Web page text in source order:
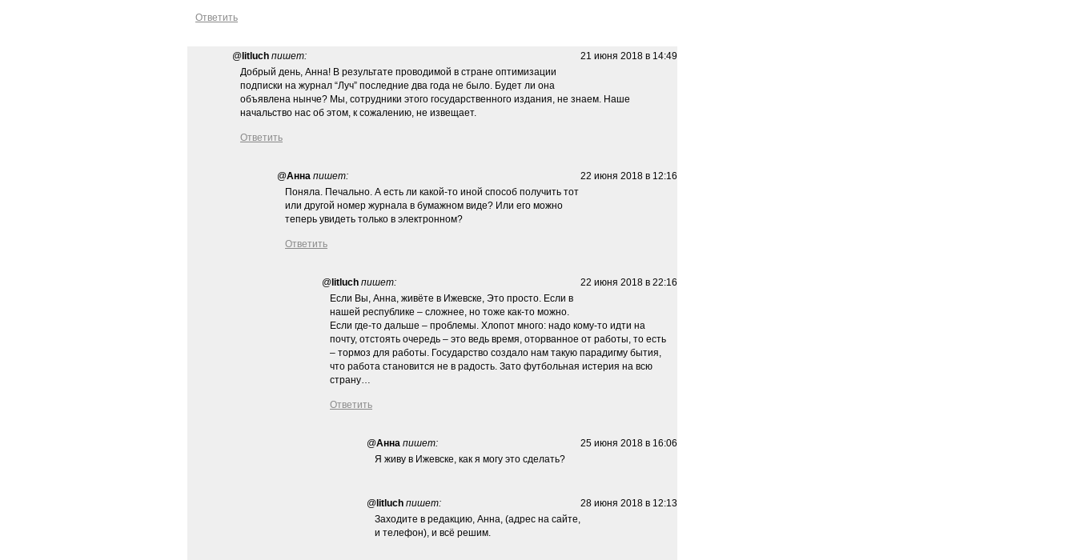
Ответить
21 июня 2018 в 14:49
@ litluch пишет:
Добрый день, Анна! В результате проводимой в стране оптимизации
подписки на журнал “Луч” последние два года не было. Будет ли она
объявлена нынче? Мы, сотрудники этого государственного издания, не знаем. Наше
начальство нас об этом, к сожалению, не извещает.
Ответить
22 июня 2018 в 12:16
@Анна пишет:
Поняла. Печально. А есть ли какой-то иной способ получить тот
или другой номер журнала в бумажном виде? Или его можно
теперь увидеть только в электронном?
Ответить
22 июня 2018 в 22:16
@ litluch пишет:
Если Вы, Анна, живёте в Ижевске, Это просто. Если в
нашей республике – сложнее, но тоже как-то можно.
Если где-то дальше – проблемы. Хлопот много: надо кому-то идти на
почту, отстоять очередь – это ведь время, оторванное от работы, то есть
– тормоз для работы. Государство создало нам такую парадигму бытия,
что работа становится не в радость. Зато футбольная истерия на всю
страну…
Ответить
25 июня 2018 в 16:06
@Анна пишет:
Я живу в Ижевске, как я могу это сделать?
28 июня 2018 в 12:13
@ litluch пишет:
Заходите в редакцию, Анна, (адрес на сайте,
и телефон), и всё решим.